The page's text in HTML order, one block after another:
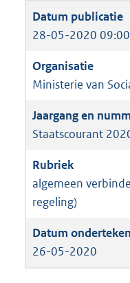
28-05-2020 09:00
Ministerie van
Staatscourant
algemeen
regeling)
26-05-2020